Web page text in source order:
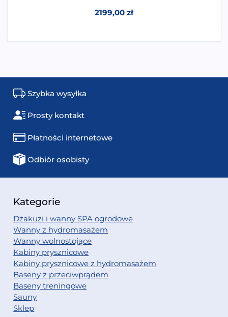
2199,00zł
Szybka wysyłka
Prosty kontakt
Płatności internetowe
Odbiór osobisty
Kategorie
Dżakuzi i wanny SPA ogrodowe
Wanny z hydromasażem
Wanny wolnostojące
Kabiny prysznicowe
Kabiny prysznicowe z hydromasażem
Baseny z przeciwprądem
Baseny treningowe
Sauny
Sklep